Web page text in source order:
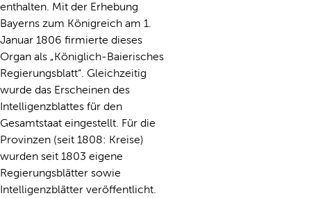
enthalten. Mit der Erhebung
Bayerns zum Königreich am 1.
Januar 1806 firmierte dieses
Organ als „Königlich-Baierisches
Regierungsblatt“. Gleichzeitig
wurde das Erscheinen des
Intelligenzblattes für den
Gesamtstaat eingestellt. Für die
Provinzen (seit 1808: Kreise)
wurden seit 1803 eigene
Regierungsblätter sowie
Intelligenzblätter veröffentlicht.